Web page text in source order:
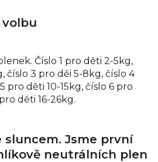
sluncem. Jsme první
neutrálních plen